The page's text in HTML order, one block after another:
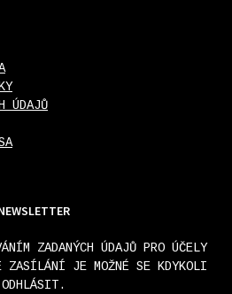
ÚDAJŮ
ZADANÝCH ÚDAJŮ PRO ÚČELY
JE MOŽNÉ SE KDYKOLI
ODHLÁSIT.